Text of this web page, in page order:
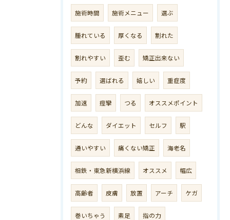
施術時間 施術メニュー 選ぶ
腫れている 厚くなる 割れた
割れやすい 歪む 矯正出来ない
予約 選ばれる 嬉しい 重症度
加速 痙攣 つる オススメポイント
どんな ダイエット セルフ 駅
通いやすい 痛くない矯正 海老名
相鉄・東急新横浜線 オススメ 幅広
高齢者 皮膚 放置 アーチ ケガ
巻いちゃう 素足 指の力